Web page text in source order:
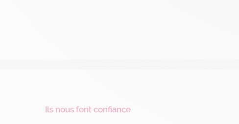
Ils nous font confiance